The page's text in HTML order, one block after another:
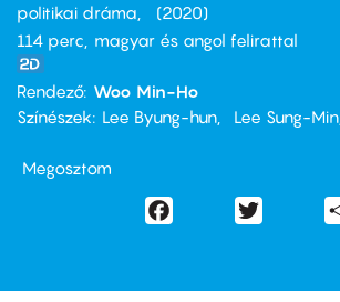
politikai dráma
2020
114 perc,
magyar és angol felirattal
Rendező Woo Min-Ho
Színészek
Lee Byung-hun Lee Sung-Min
Megosztom
Facebook